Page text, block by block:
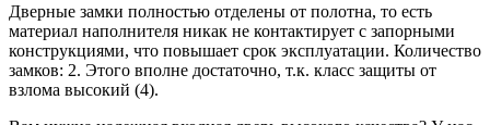
Дверные замки полностью отделены от полотна, то есть
материал наполнителя никак не контактирует с запорными
конструкциями, что повышает срок эксплуатации. Количество
замков: 2. Этого вполне достаточно, т.к. класс защиты от
взлома высокий (4).